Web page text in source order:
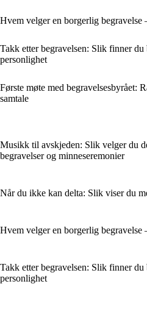
Hvem velger en borgerlig begravelse
Takk etter begravelsen: Slik finner
personlighet
Første møte med begravelsesbyrået:
samtale
Musikk til avskjeden: Slik velger du
begravelser og minneseremonier
Når du ikke kan delta: Slik viser du
Hvem velger en borgerlig begravelse
Takk etter begravelsen: Slik finner
personlighet